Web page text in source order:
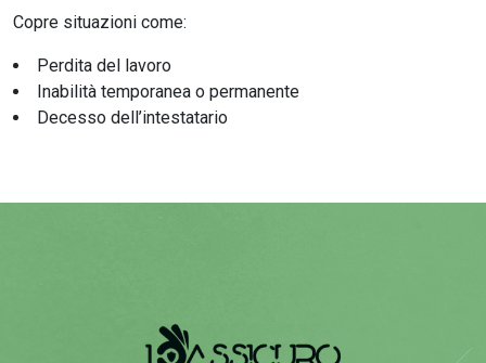
Copre situazioni come:
Perdita del lavoro
Inabilità temporanea o permanente
Decesso dell’intestatario